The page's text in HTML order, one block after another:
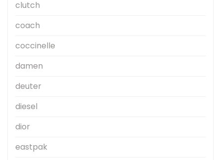
clutch
coach
coccinelle
damen
deuter
diesel
dior
eastpak